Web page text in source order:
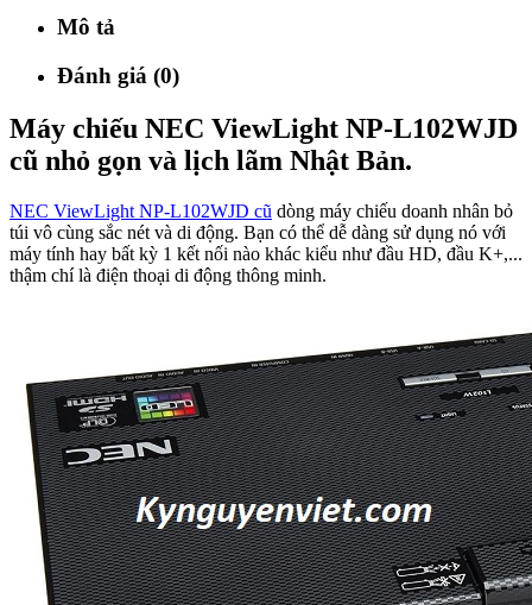
Mô tả
Đánh giá (0)
Máy chiếu NEC ViewLight NP-L102WJD
cũ nhỏ gọn và lịch lãm Nhật Bản.
NEC ViewLight NP-L102WJD cũ dòng máy chiếu doanh nhân bỏ
túi vô cùng sắc nét và di động. Bạn có thể dễ dàng sử dụng nó với
máy tính hay bất kỳ 1 kết nối nào khác kiểu như đầu HD, đầu K+,...
thậm chí là điện thoại di động thông minh.